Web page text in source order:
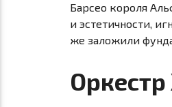
Барсео короля
и эстетичности,
же заложили
Оркестр